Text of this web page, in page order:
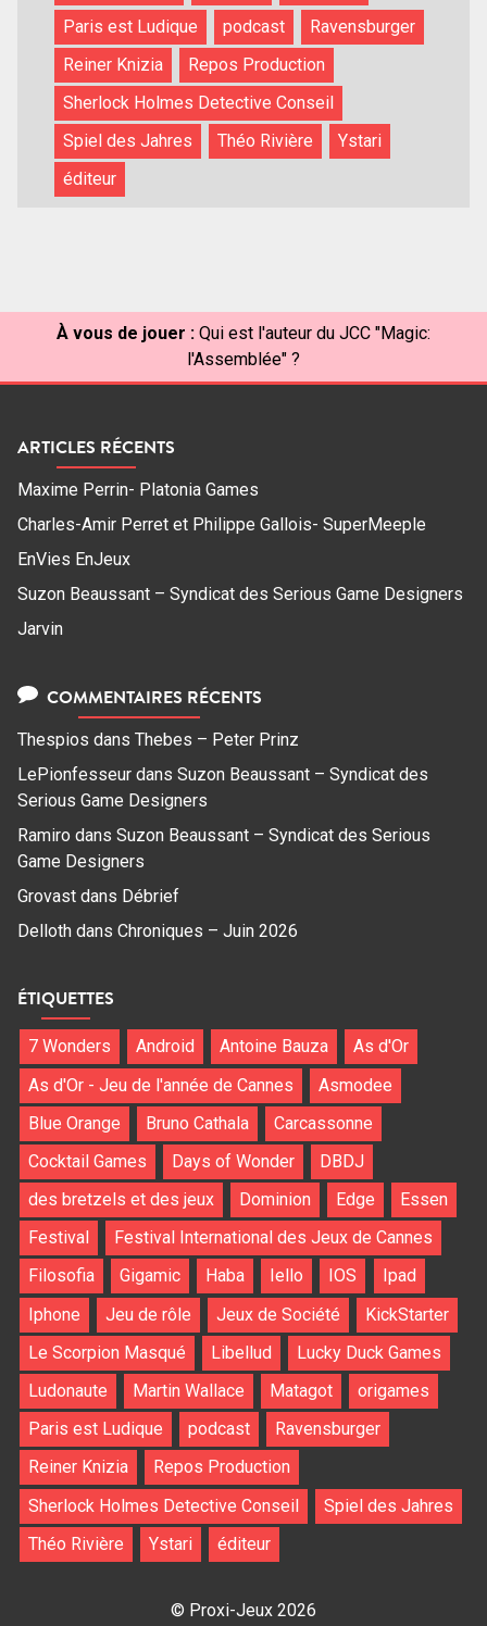
Paris est Ludique
podcast
Ravensburger
Reiner Knizia
Repos Production
Sherlock Holmes Detective Conseil
Spiel des Jahres
Théo Rivière
Ystari
éditeur
À vous de jouer : Qui est l'auteur du JCC "Magic:
l'Assemblée" ?
ARTICLES RÉCENTS
Maxime Perrin- Platonia Games
Charles-Amir Perret et Philippe Gallois- SuperMeeple
EnVies EnJeux
Suzon Beaussant – Syndicat des Serious Game Designers
Jarvin
COMMENTAIRES RÉCENTS
Thespios dans Thebes – Peter Prinz
LePionfesseur dans Suzon Beaussant – Syndicat des
Serious Game Designers
Ramiro dans Suzon Beaussant – Syndicat des Serious
Game Designers
Grovast dans Débrief
Delloth dans Chroniques – Juin 2026
ÉTIQUETTES
7 Wonders Android Antoine Bauza
As d'Or
As d'Or - Jeu de l'année de Cannes
Asmodee
Blue Orange
Bruno Cathala
Carcassonne
Cocktail Games
Days of Wonder
DBDJ
des bretzels et des jeux
Dominion Edge
Essen
Festival
Festival International des Jeux de Cannes
Filosofia
Gigamic Haba Iello IOS
Ipad
Iphone
Jeu de rôle Jeux de Société
KickStarter
Le Scorpion Masqué
Libellud
Lucky Duck Games
Ludonaute
Martin Wallace Matagot
origames
Paris est Ludique
podcast
Ravensburger
Reiner Knizia
Repos Production
Sherlock Holmes Detective Conseil
Spiel des Jahres
Théo Rivière
Ystari éditeur
© Proxi-Jeux 2026